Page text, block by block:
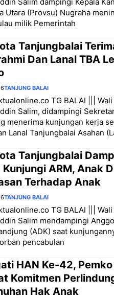
Utara (Provsu) Nugraha
milik Pemerintah
Tanjungbalai
Dan Lanal TBA
TANJUNG BALAI
TG BALAI |||
Salim, didampingi
menerima kunjungan kerja
Lanal Tanjungbalai Asahan
Tanjungbalai
Kunjungi ARM, Anak
Terhadap Anak
TANJUNG BALAI
TG BALAI |||
Salim mendampingi
(ADK) saat
pencabulan
HAN Ke-42,
Komitmen
Hak Anak